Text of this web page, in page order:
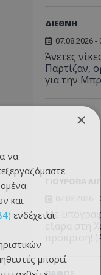
ΔΙΕΘΝΗ
07.08.2026 -
Άνετες
Παρτίζαν,
για την
ΓΙΟΥΡΟΠΑ
07.08.2026 -
Με
εξάρα στη
×
να
και
ενδέχεται
μπορεί